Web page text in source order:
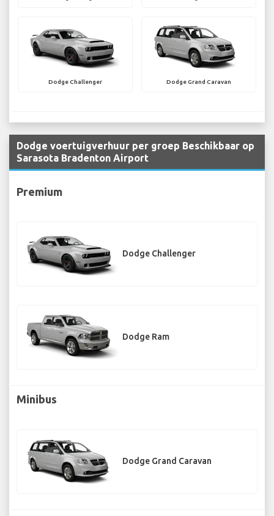
Dodge Challenger Dodge Grand Caravan
Dodge voertuigverhuur per groep Beschikbaar op
Sarasota Bradenton Airport
Premium
Dodge Challenger
Dodge Ram
Minibus
Dodge Grand Caravan